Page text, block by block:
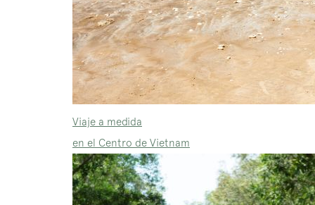
Viaje a medida
en el Centro de Vietnam